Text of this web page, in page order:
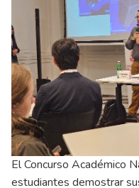
El Concurso Académico
estudiantes demostrar